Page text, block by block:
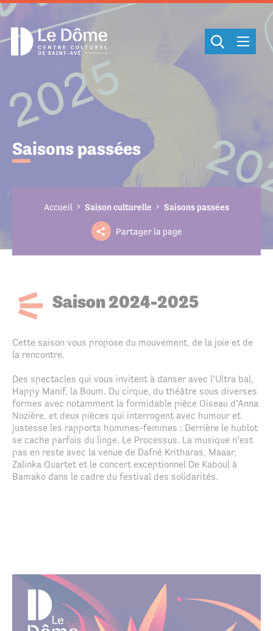
Saisons passées
Accueil Saison culturelle Saisons passées
Partager la page
Saison 2024-2025
Cette saison vous propose du mouvement, de la joie et de
la rencontre.
Des spectacles qui vous invitent à danser avec l’Ultra bal,
Happy Manif, la Boum. Du cirque, du théâtre sous diverses
formes avec notamment la formidable pièce Oiseau d’Anna
Nozière, et deux pièces qui interrogent avec humour et
justesse les rapports hommes-femmes : Derrière le hublot
se cache parfois du linge, Le Processus. La musique n’est
pas en reste avec la venue de Dafné Kritharas, Maaar,
Zalinka Quartet et le concert exceptionnel De Kaboul à
Bamako dans le cadre du festival des solidarités.
Cookies management panel